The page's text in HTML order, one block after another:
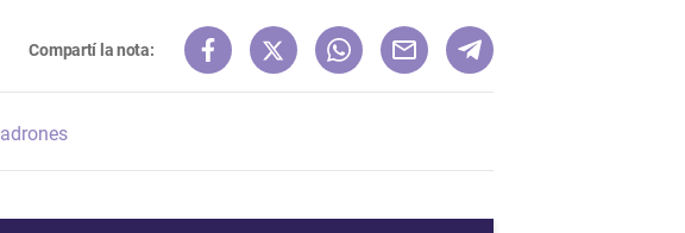
Compartí la nota:
ladrones